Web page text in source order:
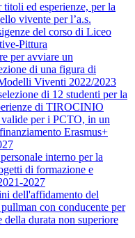
ed esperienze, per la
vivente per l’a.s.
del corso di Liceo
Pittura
per avviare un
di una figura di
Viventi 2022/2023
di 12 studenti per la
di TIROCINIO
per i PCTO, in un
Erasmus+
interno per la
di formazione e
2027
dell'affidamento del
con conducente per
durata non superiore